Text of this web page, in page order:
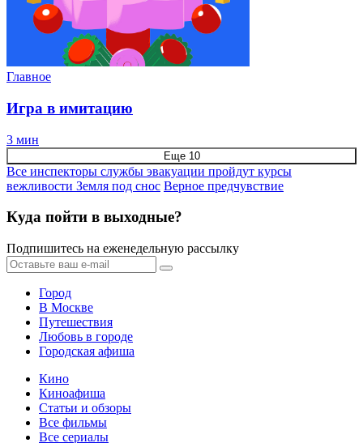
Главное
Игра в имитацию
3 мин
Еще 10
Все инспекторы службы эвакуации пройдут курсы
вежливости Земля под снос Верное предчувствие
Куда пойти в выходные?
Подпишитесь на еженедельную рассылку
Город
В Москве
Путешествия
Любовь в городе
Городская афиша
Кино
Киноафиша
Статьи и обзоры
Все фильмы
Все сериалы